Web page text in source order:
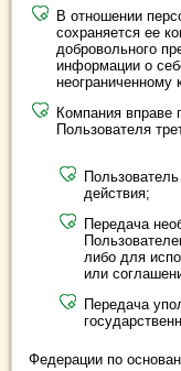
В отношении
сохраняется ее
добровольного
информации о
неограниченному
Компания
Пользователя
действия;
Передача
либо для
или
Передача
Федерации по